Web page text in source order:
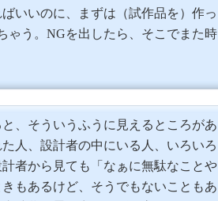
いいのに、まずは（試作品を）作っ
ゃう。NGを出したら、そこでまた時
と、そういうふうに見えるところがあ
人、設計者の中にいる人、いろいろ
者から見ても「なぁに無駄なことや
もあるけど、そうでもないこともあ